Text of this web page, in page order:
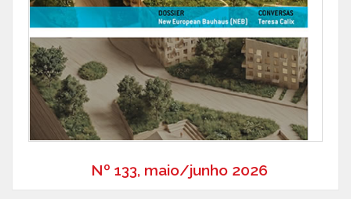
Nº 133, maio/junho 2026